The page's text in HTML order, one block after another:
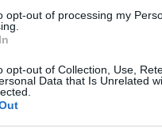
opt-out of processing my
opt-out of Collection, Use,
Data that Is Unrelated
energetica in
. Obiettivo: rendere
stato già avviato
sulla nostra